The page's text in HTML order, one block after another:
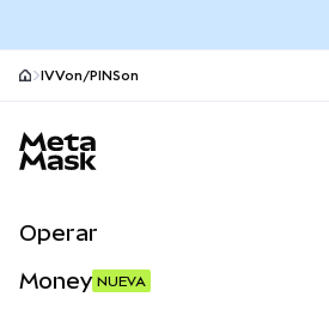
IVVon/PINSon
Operar
Money NUEVA